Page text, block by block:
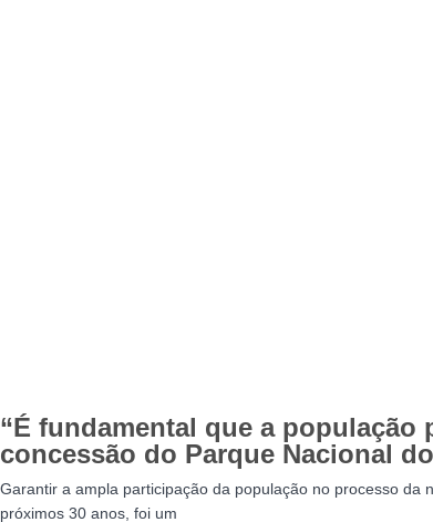
“É fundamental que a
concessão do Parque Nacional
Garantir a ampla participação da população no processo da
próximos 30 anos, foi um